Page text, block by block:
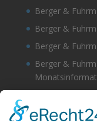
Berger &
Berger &
Berger &
Berger &